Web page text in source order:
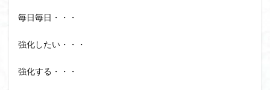
毎日毎日・・・
強化したい・・・
強化する・・・